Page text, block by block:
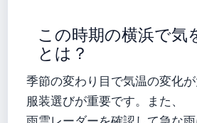
この時期の横浜で気
とは？
季節の変わり目で気温の変化が
服装選びが重要です。また、